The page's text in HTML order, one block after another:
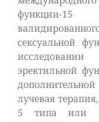
функции-
сексуальной
эректильной
лучевая
5 типа или